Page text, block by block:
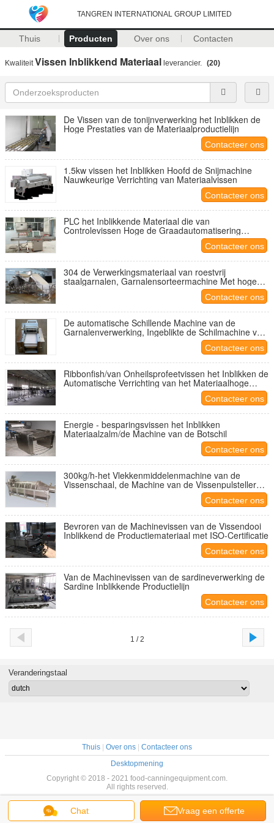
TANGREN INTERNATIONAL GROUP LIMITED
Thuis Producten Over ons Contacten
KwaliteitVissen Inblikkend Materiaal leverancier. (20)
De Vissen van de tonijnverwerking het Inblikken de
Hoge Prestaties van de Materiaalproductielijn
Contacteer ons
1.5kw vissen het Inblikken Hoofd de Snijmachine
Nauwkeurige Verrichting van Materiaalvissen
Contacteer ons
PLC het Inblikkende Materiaal die van
Controlevissen Hoge de Graadautomatisering
Contacteer ons
304 de Verwerkingsmateriaal van roestvrij
staalgarnalen, Garnalensorteermachine Met hoge
Contacteer ons
De automatische Schillende Machine van de
Garnalenverwerking, Ingeblikte de Schilmachine van
Contacteer ons
Ribbonfish/van Onheilsprofeetvissen het Inblikken de
Automatische Verrichting van het Materiaalhoge
Contacteer ons
Energie - besparingsvissen het Inblikken
Materiaalzalm/de Machine van de Botschil
Contacteer ons
300kg/h-het Vlekkenmiddelenmachine van de
Vissenschaal, de Machine van de Vissenpulsteller
Contacteer ons
Bevroren van de Machinevissen van de Vissendooi
Inblikkend de Productiemateriaal met ISO-Certificatie
Contacteer ons
Van de Machinevissen van de sardineverwerking de
Sardine Inblikkende Productielijn
Contacteer ons
1 / 2
Chat Vraag een offerte
Veranderingstaal
Thuis Over ons
Contacteer ons
Desktopmening
Copyright © 2018 - 2021 food-canningequipment.com.
All rights reserved.